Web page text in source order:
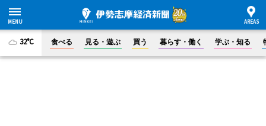
32°C 食べる 見る・遊ぶ 買う 暮らす・働く 学ぶ・知る